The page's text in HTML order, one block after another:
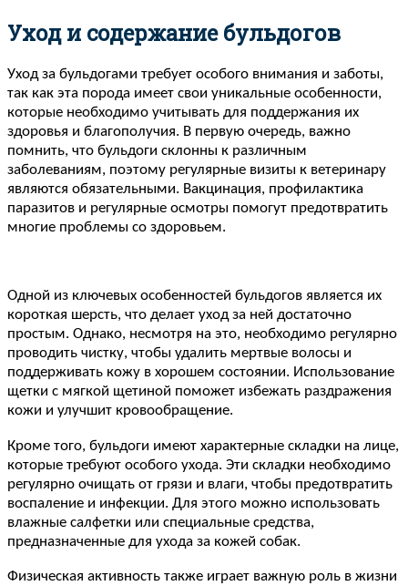
Уход и содержание бульдогов
Уход за бульдогами требует особого внимания и заботы,
так как эта порода имеет свои уникальные особенности,
которые необходимо учитывать для поддержания их
здоровья и благополучия. В первую очередь, важно
помнить, что бульдоги склонны к различным
заболеваниям, поэтому регулярные визиты к ветеринару
являются обязательными. Вакцинация, профилактика
паразитов и регулярные осмотры помогут предотвратить
многие проблемы со здоровьем.
Одной из ключевых особенностей бульдогов является их
короткая шерсть, что делает уход за ней достаточно
простым. Однако, несмотря на это, необходимо регулярно
проводить чистку, чтобы удалить мертвые волосы и
поддерживать кожу в хорошем состоянии. Использование
щетки с мягкой щетиной поможет избежать раздражения
кожи и улучшит кровообращение.
Кроме того, бульдоги имеют характерные складки на лице,
которые требуют особого ухода. Эти складки необходимо
регулярно очищать от грязи и влаги, чтобы предотвратить
воспаление и инфекции. Для этого можно использовать
влажные салфетки или специальные средства,
предназначенные для ухода за кожей собак.
Физическая активность также играет важную роль в жизни